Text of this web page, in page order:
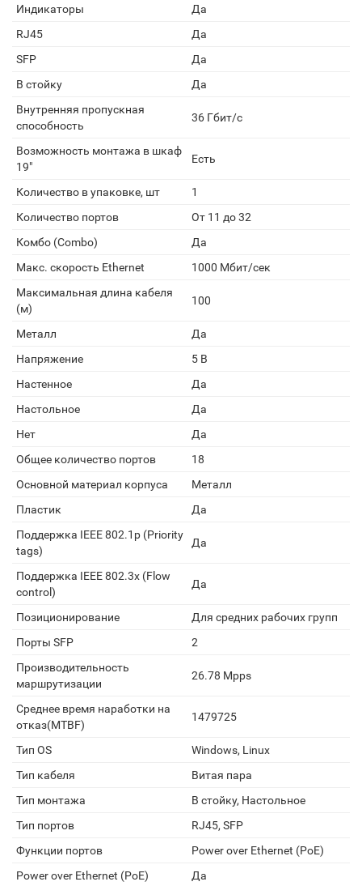
Индикаторы
Да
RJ45
Да
SFP
Да
В стойку
Да
Внутренняя пропускная
способность
36 Гбит/с
Возможность монтажа в шкаф
19"
Есть
Количество в упаковке, шт
1
Количество портов
От 11 до 32
Комбо (Combo)
Да
Макс. скорость Ethernet
1000 Мбит/сек
Максимальная длина кабеля
(м)
100
Металл
Да
Напряжение
5 В
Настенное
Да
Настольное
Да
Нет
Да
Общее количество портов
18
Основной материал корпуса
Металл
Пластик
Да
Поддержка IEEE 802.1p (Priority
tags)
Да
Поддержка IEEE 802.3x (Flow
control)
Да
Позиционирование
Для средних рабочих групп
Порты SFP
2
Производительность
маршрутизации
26.78 Mpps
Среднее время наработки на
отказ(MTBF)
1479725
Тип OS
Windows, Linux
Тип кабеля
Витая пара
Тип монтажа
В стойку, Настольное
Тип портов
RJ45, SFP
Функции портов
Power over Ethernet (PoE)
Power over Ethernet (PoE)
Да